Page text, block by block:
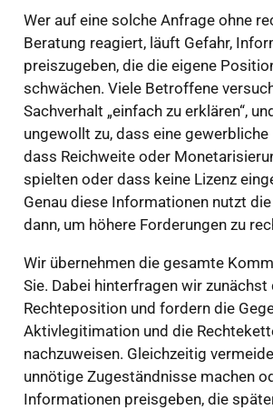
Wer auf eine solche Anfrage ohne
Beratung reagiert, läuft Gefahr,
preiszugeben, die die eigene
schwächen. Viele Betroffene
Sachverhalt „einfach zu erklären“,
ungewollt zu, dass eine gewerbliche
dass Reichweite oder
spielten oder dass keine Lizenz
Genau diese Informationen nutzt
dann, um höhere Forderungen zu
Wir übernehmen die gesamte
Sie. Dabei hinterfragen wir
Rechteposition und fordern die
Aktivlegitimation und die
nachzuweisen. Gleichzeitig
unnötige Zugeständnisse machen
Informationen preisgeben, die